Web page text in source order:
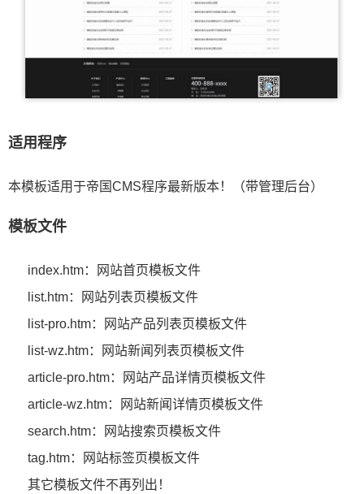
适用程序
本模板适用于帝国CMS程序最新版本！（带管理后台）
模板文件
index.htm：网站首页模板文件
list.htm：网站列表页模板文件
list-pro.htm：网站产品列表页模板文件
list-wz.htm：网站新闻列表页模板文件
article-pro.htm：网站产品详情页模板文件
article-wz.htm：网站新闻详情页模板文件
search.htm：网站搜索页模板文件
tag.htm：网站标签页模板文件
其它模板文件不再列出！